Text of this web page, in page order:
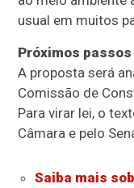
usual em muitos
Próximos passos
A proposta será
Comissão de
Para virar lei, o
Câmara e pelo
Saiba mais